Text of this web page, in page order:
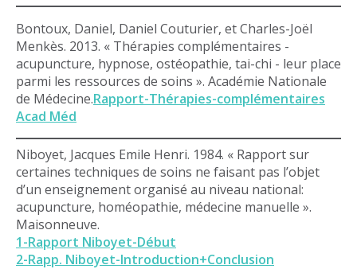
Bontoux, Daniel, Daniel Couturier, et Charles-Joël
Menkès. 2013. « Thérapies complémentaires -
acupuncture, hypnose, ostéopathie, tai-chi - leur place
parmi les ressources de soins ». Académie Nationale
de Médecine.Rapport-Thérapies-complémentaires
Acad Méd
Niboyet, Jacques Emile Henri. 1984. « Rapport sur
certaines techniques de soins ne faisant pas l’objet
d’un enseignement organisé au niveau national:
acupuncture, homéopathie, médecine manuelle ».
Maisonneuve.
1-Rapport Niboyet-Début
2-Rapp. Niboyet-Introduction+Conclusion